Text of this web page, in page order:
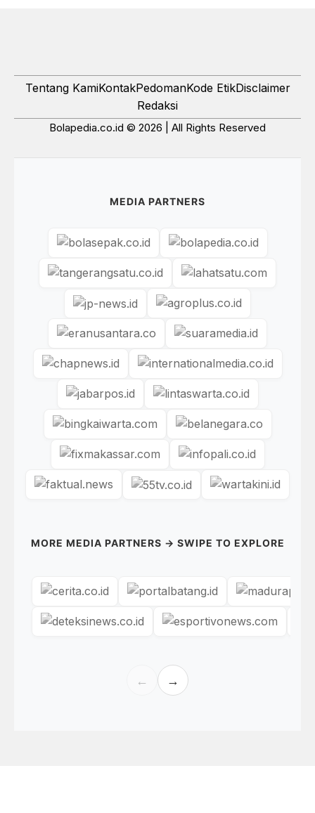
Tentang KamiKontakPedomanKode EtikDisclaimer
Redaksi
Bolapedia.co.id © 2026 | All Rights Reserved
MEDIA PARTNERS
MORE MEDIA PARTNERS → SWIPE TO EXPLORE
← →